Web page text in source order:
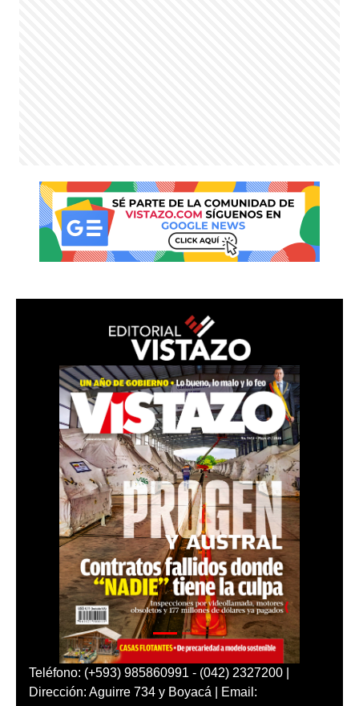
Teléfono: (+593) 985860991 - (042) 2327200 |
Dirección: Aguirre 734 y Boyacá | Email: